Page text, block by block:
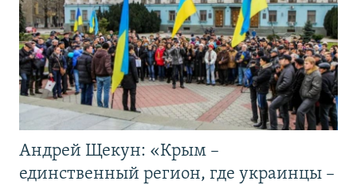
Андрей Щекун: «Крым –
единственный регион, где украинцы –